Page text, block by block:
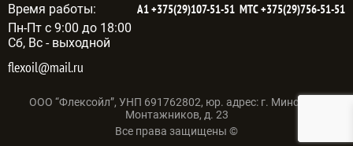
flexoil@mail.ru
Время работы:
Пн-Пт с 9:00 до 18:00
Сб, Вс - выходной
А1+375(29)107-51-51 МТС+375(29)756-51-51
ООО “Флексойл”, УНП 691762802, юр. адрес: г. Минск, ул.
Монтажников, д. 23
Все права защищены ©